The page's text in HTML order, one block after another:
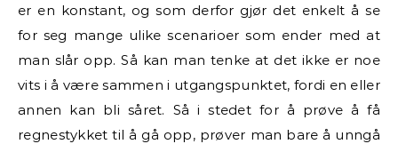
er en konstant, og som derfor gjør det enkelt å se
for seg mange ulike scenarioer som ender med at
man slår opp. Så kan man tenke at det ikke er noe
vits i å være sammen i utgangspunktet, fordi en eller
annen kan bli såret. Så i stedet for å prøve å få
regnestykket til å gå opp, prøver man bare å unngå